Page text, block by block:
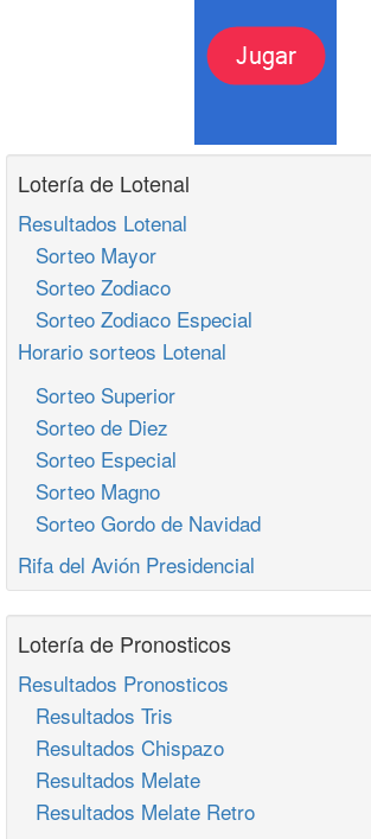
Lotería de Lotenal
Resultados Lotenal
Sorteo Mayor
Sorteo Zodiaco
Sorteo Zodiaco Especial
Horario sorteos Lotenal
Sorteo Superior
Sorteo de Diez
Sorteo Especial
Sorteo Magno
Sorteo Gordo de Navidad
Rifa del Avión Presidencial
Lotería de Pronosticos
Resultados Pronosticos
Resultados Tris
Resultados Chispazo
Resultados Melate
Resultados Melate Retro